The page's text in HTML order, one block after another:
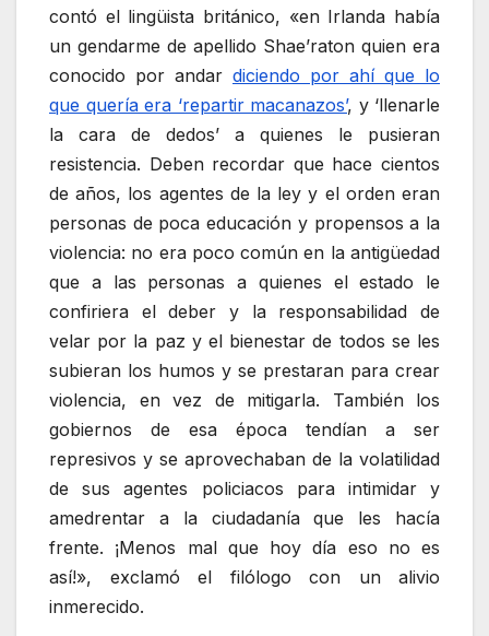
contó el lingüista británico, «en Irlanda había
un gendarme de apellido Shae’raton quien era
conocido por andar diciendo por ahí que lo
que quería era ‘repartir macanazos’, y ‘llenarle
la cara de dedos’ a quienes le pusieran
resistencia. Deben recordar que hace cientos
de años, los agentes de la ley y el orden eran
personas de poca educación y propensos a la
violencia: no era poco común en la antigüedad
que a las personas a quienes el estado le
confiriera el deber y la responsabilidad de
velar por la paz y el bienestar de todos se les
subieran los humos y se prestaran para crear
violencia, en vez de mitigarla. También los
gobiernos de esa época tendían a ser
represivos y se aprovechaban de la volatilidad
de sus agentes policiacos para intimidar y
amedrentar a la ciudadanía que les hacía
frente. ¡Menos mal que hoy día eso no es
así!», exclamó el filólogo con un alivio
inmerecido.